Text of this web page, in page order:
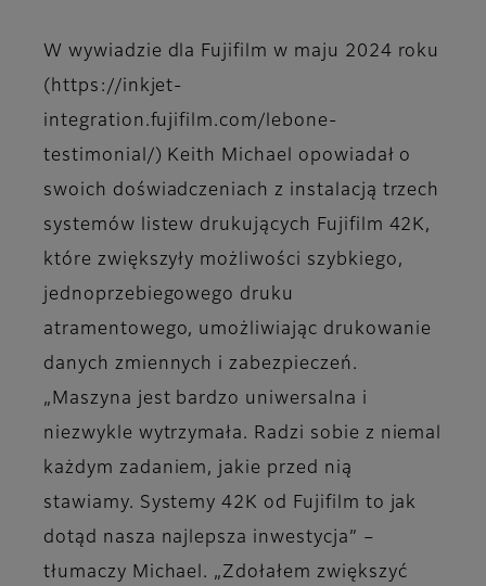
W wywiadzie dla Fujifilm w maju 2024 roku
(https://inkjet-
integration.fujifilm.com/lebone-
testimonial/) Keith Michael opowiadał o
swoich doświadczeniach z instalacją trzech
systemów listew drukujących Fujifilm 42K,
które zwiększyły możliwości szybkiego,
jednoprzebiegowego druku
atramentowego, umożliwiając drukowanie
danych zmiennych i zabezpieczeń.
„Maszyna jest bardzo uniwersalna i
niezwykle wytrzymała. Radzi sobie z niemal
każdym zadaniem, jakie przed nią
stawiamy. Systemy 42K od Fujifilm to jak
dotąd nasza najlepsza inwestycja” –
tłumaczy Michael. „Zdołałem zwiększyć